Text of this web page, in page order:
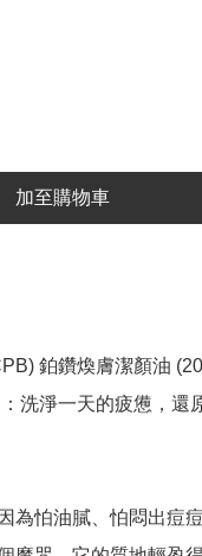
加至購物車
鉑鑽煥膚潔顏油
洗淨一天的疲憊，還
為怕油膩、怕悶出痘